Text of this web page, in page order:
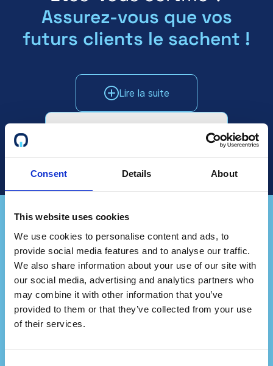
Consent Details About
This website uses cookies
We use cookies to personalise content and ads, to
provide social media features and to analyse our traffic.
We also share information about your use of our site with
our social media, advertising and analytics partners who
may combine it with other information that you’ve
provided to them or that they’ve collected from your use
of their services.
Assurez-vous que vos
futurs clients le sachent !
Lire la suite
S'adresser au service des ventes
Représentez-vous une
société de conseil?
Associez-vous à nous et créez encore plus de
valeur pour vos clients certifiés !
Contactez-nous pour plus d'informations